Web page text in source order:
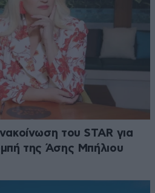
του STAR για
της Άσης Μπήλιου